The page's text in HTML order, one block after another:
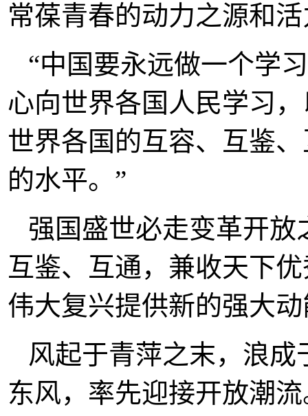
常葆青春的动力之源和
“中国要永远做一个学
心向世界各国人民学习
世界各国的互容、互鉴
的水平。”
强国盛世必走变革开
互鉴、互通，兼收天下
伟大复兴提供新的强大
风起于青萍之末，浪
东风，率先迎接开放潮